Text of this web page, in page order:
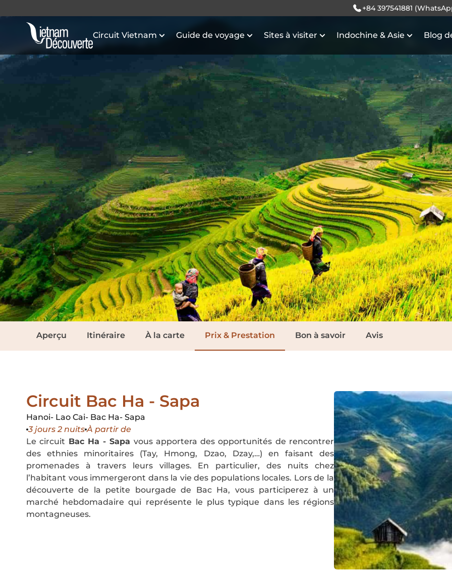
+84 397541881
Circuit Vietnam Guide de voyage Sites à visiter Indochine & Asie Blog
Aperçu Itinéraire À la carte Prix & Prestation Bon à savoir Avis
Circuit Bac Ha - Sapa
Hanoi Lao Cai Bac Ha Sapa
3 jours 2 nuits À partir de
Le circuit Bac Ha - Sapa vous apportera des opportunités de rencontrer
des ethnies minoritaires (Tay, Hmong, Dzao, Dzay,…) en faisant des
promenades à travers leurs villages. En particulier, des nuits chez
l’habitant vous immergeront dans la vie des populations locales. Lors de la
découverte de la petite bourgade de Bac Ha, vous participerez à un
marché hebdomadaire qui représente le plus typique dans les régions
montagneuses.